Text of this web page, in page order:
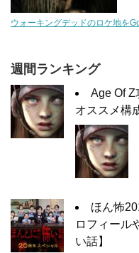
ウォーキングデッドのロケ地を
週間ランキング
Age Of
オススメ構
ほん怖
ロフィール
い話】